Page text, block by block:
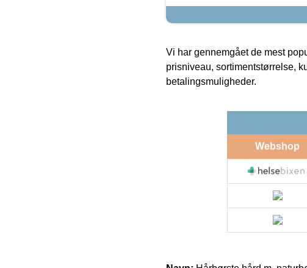
Vi har gennemgået de mest
prisniveau, sortimentstørrelse,
betalingsmuligheder.
Webshop